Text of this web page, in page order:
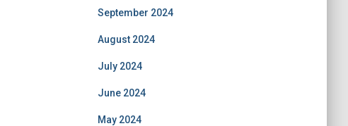
September 2024
August 2024
July 2024
June 2024
May 2024